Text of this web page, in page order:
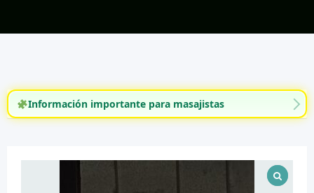
Información importante para masajistas